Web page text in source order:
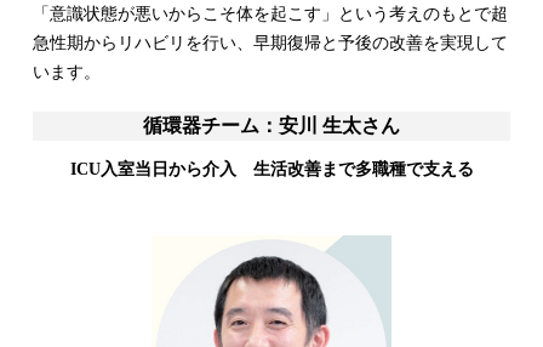
「意識状態が悪いからこそ体を起こす」という考えのもとで超
急性期からリハビリを行い、早期復帰と予後の改善を実現して
います。
循環器チーム：安川 生太さん
ICU入室当日から介入 生活改善まで多職種で支える